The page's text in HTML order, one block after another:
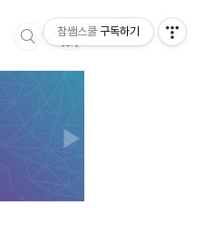
▶
참쌤스쿨 구독하기